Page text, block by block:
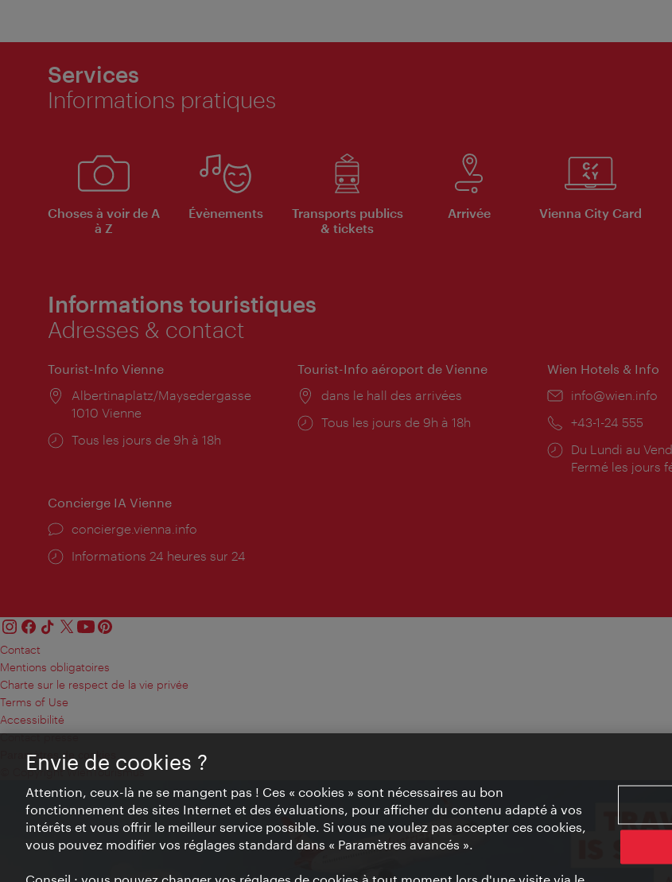
Services
Informations pratiques
Choses à voir de A
à Z
Évènements
Transports publics
& tickets
Arrivée Vienna City Card
Informations touristiques
Adresses & contact
Tourist-Info Vienne
Lieu:
Albertinaplatz/Maysedergasse
1010 Vienne
Horaires
Tous les jours de 9h à 18h
Tourist-Info aéroport de Vienne
Lieu:
dans le hall des arrivées
Horaires
Tous les jours de 9h à 18h
Wien Hotels & Info
E-
info@wien.info
Téléphone:
+43-1-24 555
Horaires
d'ouverture:
Du Lundi au
Fermé les jours
Concierge IA Vienne
Ort:
concierge.vienna.info
Öffnungszeiten:
Informations 24 heures sur 24
Contact
Mentions obligatoires
Charte sur le respect de la vie privée
Terms of Use
Accessibilité
Contact presse
Paramètres de cookies
© Copyright WienTourismus
Envie de cookies ?
Attention, ceux-là ne se mangent pas ! Ces « cookies » sont nécessaires au bon
fonctionnement des sites Internet et des évaluations, pour afficher du contenu adapté à vos
intérêts et vous offrir le meilleur service possible. Si vous ne voulez pas accepter ces cookies,
vous pouvez modifier vos réglages standard dans « Paramètres avancés ».